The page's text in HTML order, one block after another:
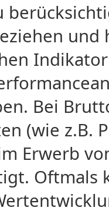
Bei
(wie z.B.
Erwerb
Oftmals